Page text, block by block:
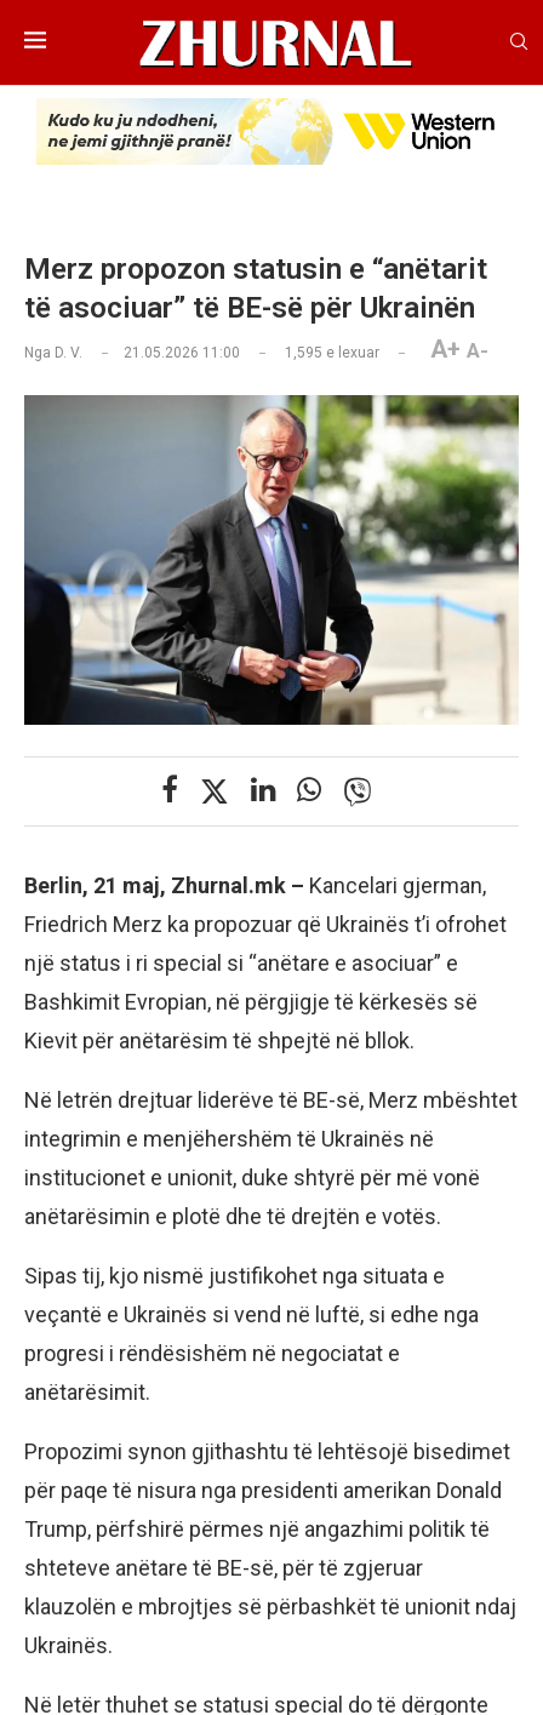
Merz propozon statusin e “anëtarit
të asociuar” të BE-së për Ukrainën
Nga D. V. 21.05.2026 11:00 1,595 e lexuar A+ A-
Berlin, 21 maj, Zhurnal.mk – Kancelari gjerman,
Friedrich Merz ka propozuar që Ukrainës t’i ofrohet
një status i ri special si “anëtare e asociuar” e
Bashkimit Evropian, në përgjigje të kërkesës së
Kievit për anëtarësim të shpejtë në bllok.
Në letrën drejtuar liderëve të BE-së, Merz mbështet
integrimin e menjëhershëm të Ukrainës në
institucionet e unionit, duke shtyrë për më vonë
anëtarësimin e plotë dhe të drejtën e votës.
Sipas tij, kjo nismë justifikohet nga situata e
veçantë e Ukrainës si vend në luftë, si edhe nga
progresi i rëndësishëm në negociatat e
anëtarësimit.
Propozimi synon gjithashtu të lehtësojë bisedimet
për paqe të nisura nga presidenti amerikan Donald
Trump, përfshirë përmes një angazhimi politik të
shteteve anëtare të BE-së, për të zgjeruar
klauzolën e mbrojtjes së përbashkët të unionit ndaj
Ukrainës.
Në letër thuhet se statusi special do të dërgonte